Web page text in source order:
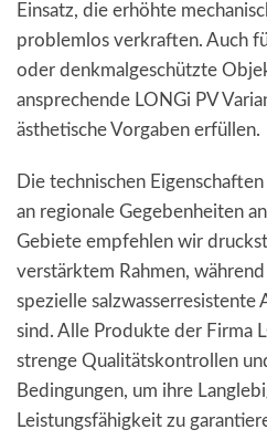
Einsatz, die erhöhte
problemlos verkraften. Auch
oder denkmalgeschützte
ansprechende LONGi PV
ästhetische Vorgaben erfüllen.
Die technischen
an regionale Gegebenheiten
Gebiete empfehlen wir
verstärktem Rahmen,
spezielle salzwasserresistente
sind. Alle Produkte der Firma
strenge Qualitätskontrollen
Bedingungen, um ihre
Leistungsfähigkeit zu